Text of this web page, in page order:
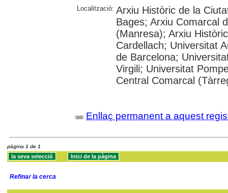
Localització: Arxiu Històric de la
Bages; Arxiu Comarcal
(Manresa); Arxiu
Cardellach; Universitat
de Barcelona;
Virgili; Universitat
Central Comarcal
Enllaç permanent a aquest
pàgina 1 de 1
Refinar la cerca